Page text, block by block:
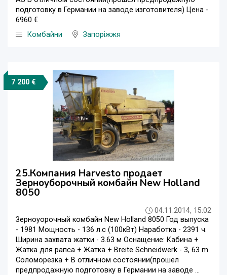
подготовку в Германии на заводе изготовителя) Цена -
6960 €
Комбайни
Запоріжжя
7 200 €
25.Компания Harvesto продает
Зерноуборочный комбайн New Holland
8050
04.11.2014, 15:02
Зерноуорочный комбайн New Holland 8050 Год выпуска
- 1981 Мощность - 136 л.с (100кВт) Наработка - 2391 ч.
Ширина захвата жатки - 3.63 м Оснащение: Кабина +
Жатка для рапса + Жатка + Breite Schneidwerk - 3, 63 m
Cоломорезка + В отличном состоянии(прошел
предпродажную подготовку в Германии на заводе ...